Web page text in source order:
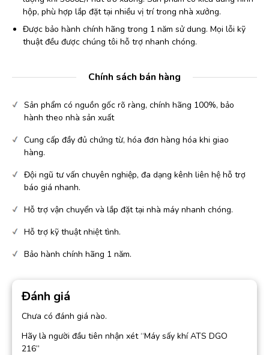
hộp, phù hợp lắp đặt tại nhiều vị trí trong nhà xưởng.
Được bảo hành chính hãng trong 1 năm sử dung. Mọi lỗi kỹ
thuật đều được chúng tôi hỗ trợ nhanh chóng.
Chính sách bán hàng
Sản phẩm có nguồn gốc rõ ràng, chính hãng 100%, bảo
hành theo nhà sản xuất
Cung cấp đầy đủ chứng từ, hóa đơn hàng hóa khi giao
hàng.
Đội ngũ tư vấn chuyên nghiệp, đa dạng kênh liên hệ hỗ trợ
báo giá nhanh.
Hỗ trợ vận chuyển và lắp đặt tại nhà máy nhanh chóng.
Hỗ trợ kỹ thuật nhiệt tình.
Bảo hành chính hãng 1 năm.
Đánh giá
Chưa có đánh giá nào.
Hãy là người đầu tiên nhận xét “Máy sấy khí ATS DGO
216”